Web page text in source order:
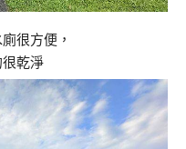
很方便，
乾淨